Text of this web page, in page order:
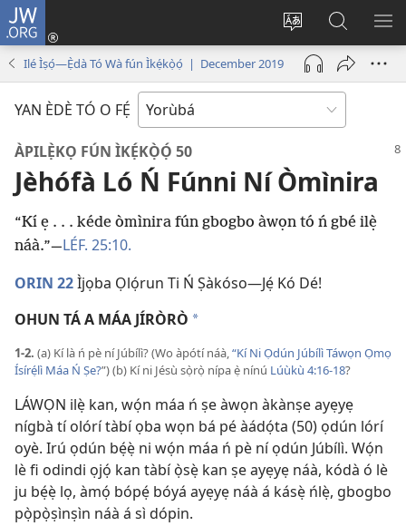
JW.ORG
Yí
èdè
ìkànnì
pa
Wọlé
(opens
window)
Wa
JW.ORG
Ilé Ìṣọ́—Ẹ̀dà Tó Wà fún Ìkẹ́kọ̀ọ́ | December 2019
YAN ÈDÈ TÓ O FẸ́
ÀPILẸ̀KỌ FÚN ÌKẸ́KỌ̀Ọ́ 50
Jèhófà Ló Ń Fúnni Ní Òmìnira
“Kí ẹ . . . kéde òmìnira fún gbogbo àwọn tó ń gbé ilẹ̀
náà.”​—LÉF. 25:10.
ORIN 22Ìjọba Ọlọ́run Ti Ń Ṣàkóso​—Jẹ́ Kó Dé!
OHUN TÁ A MÁA JÍRÒRÒ *
1-2. (a) Kí là ń pè ní Júbílì? (Wo àpótí náà,“Kí Ni Ọdún Júbílì Táwọn Ọmọ
Ísírẹ́lì Máa Ń Ṣe?”) (b) Kí ni Jésù sọ̀rọ̀ nípa ẹ̀ nínú Lúùkù 4:​16-18?
LÁWỌN ilẹ̀ kan, wọ́n máa ń ṣe àwọn àkànṣe ayẹyẹ
nígbà tí olórí tàbí ọba wọn bá pé àádọ́ta (50) ọdún lórí
oyè. Irú ọdún bẹ́ẹ̀ ni wọ́n máa ń pè ní ọdún Júbílì. Wọ́n
lè fi odindi ọjọ́ kan tàbí ọ̀sẹ̀ kan ṣe ayẹyẹ náà, kódà ó lè
ju bẹ́ẹ̀ lọ, àmọ́ bópẹ́ bóyá ayẹyẹ náà á kásẹ̀ ńlẹ̀, gbogbo
pọ̀pọ̀ṣìnṣìn náà á sì dópin.